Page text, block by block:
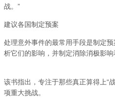
战。”
建议各国制定预案
处理意外事件的最常用手段是制定
析它们的影响，并制定消除消极影响
该书指出，专注于那些真正算得上“
项重大挑战。